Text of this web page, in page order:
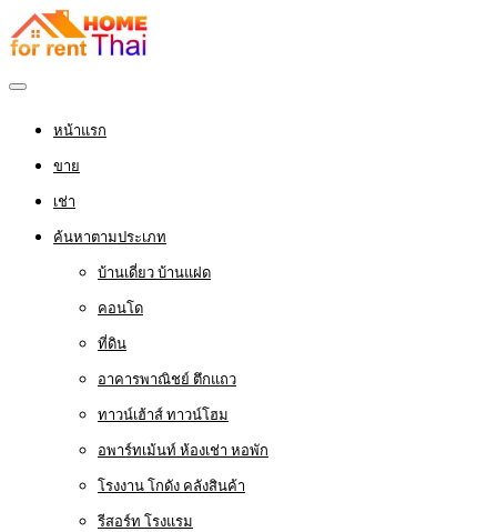
หน้าแรก
ขาย
เช่า
ค้นหาตามประเภท
บ้านเดี่ยว บ้านแฝด
คอนโด
ที่ดิน
อาคารพาณิชย์ ตึกแถว
ทาวน์เฮ้าส์ ทาวน์โฮม
อพาร์ทเม้นท์ ห้องเช่า หอพัก
โรงงาน โกดัง คลังสินค้า
รีสอร์ท โรงแรม